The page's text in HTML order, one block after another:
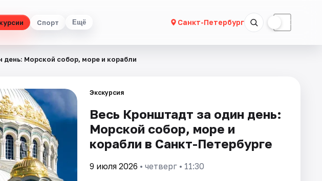
Спорт Ещё Санкт-Петербург ☾
день: Морской собор, море и корабли
Экскурсия
Весь Кронштадт за один день:
Морской собор, море и
корабли в Санкт-Петербурге
9 июля 2026 • четверг • 11:30